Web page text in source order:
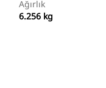
Ağırlık
6.256 kg